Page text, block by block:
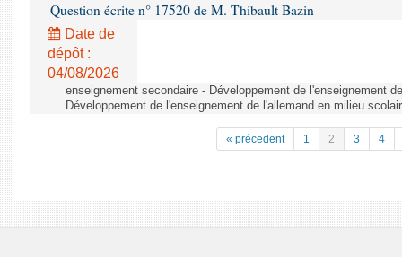
Question écrite n° 17520 de M. Thibault Bazin
Date de
dépôt :
04/08/2026
enseignement secondaire - Développement de l'enseignement
Développement de l'enseignement de l'allemand en milieu
« précedent 1 2 3 4